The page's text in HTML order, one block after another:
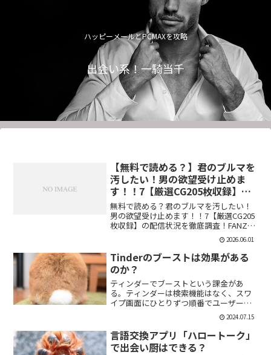
ハッピーメールとPCMAXを攻略
出会い系！一騎当千
【無料で読める？】君のブルマを
汚したい！男の欲望受け止めま
す！！7【厳選CG205枚収録】
【虚構クラブ】
無料で読める？君のブルマを汚したい！
男の欲望受け止めます！！7【厳選CG205
枚収録】の配信状況を徹底調査！FANZA
での販売形式やサンプル視聴、レビュー
評価もまとめています。今すぐチェッ
ク！【d_544876】
2026.06.01
Tinderのブーストは効果がある
のか？
ティンダーでブーストという課金があ
る。ティンダーは検索機能はなく、スワ
イプ画面にひとりずつ順番でユーザーが
表示される。その順番を優先して表示す
ることができる課金がブーストだ。ブー
スト1つ消費で30分間、ブースト2つ消費
で2時間の優先表示がさ...
2024.07.15
言語交換アプリ「ハロートーク」
で出会い厨はできる？